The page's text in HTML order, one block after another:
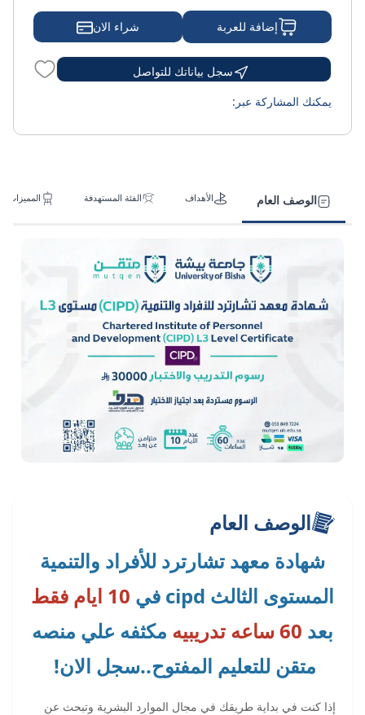
الوصف العام الأهداف الفئة المستهدفة المميزات
الوصف العام
شهادة معهد تشارترد للأفراد والتنمية
المستوى الثالث cipd في
بعد
مكثفه علي منصه
متقن للتعليم المفتوح..سجل الان!
إذا كنت في بداية طريقك في مجال الموارد البشرية وتبحث عن
إضافة للعربة شراء الان
سجل بياناتك للتواصل
يمكنك المشاركة عبر: